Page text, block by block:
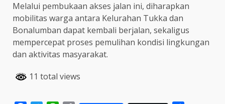
Melalui pembukaan akses jalan ini, diharapkan
mobilitas warga antara Kelurahan Tukka dan
Bonalumban dapat kembali berjalan, sekaligus
mempercepat proses pemulihan kondisi lingkungan
dan aktivitas masyarakat.
11 total views